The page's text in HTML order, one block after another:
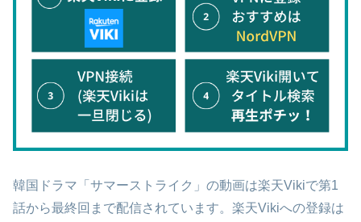
韓国ドラマ「サマーストライク」の動画は楽天Vikiで第1
話から最終回まで配信されています。楽天Vikiへの登録は